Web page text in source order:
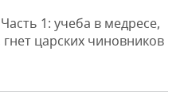
1: учеба в медресе,
царских чиновников